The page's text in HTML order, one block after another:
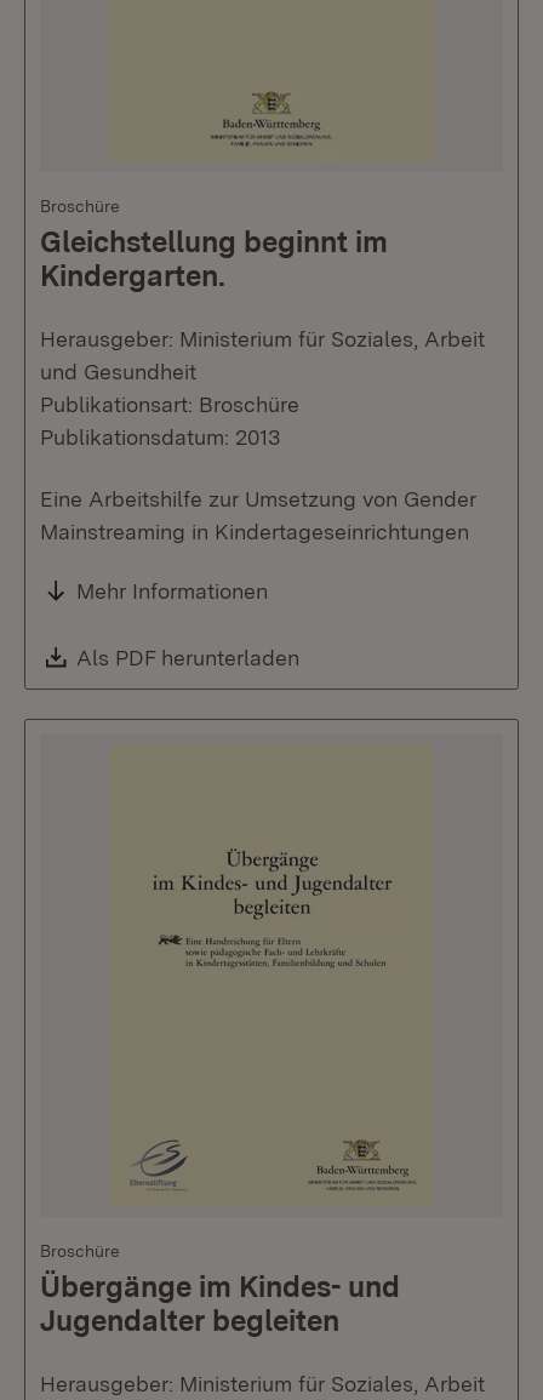
Broschüre
Gleichstellung beginnt im
Kindergarten.
Herausgeber: Ministerium für Soziales, Arbeit
und Gesundheit
Publikationsart: Broschüre
Publikationsdatum: 2013
Eine Arbeitshilfe zur Umsetzung von Gender
Mainstreaming in Kindertageseinrichtungen
Mehr Informationen
Download:
Als PDF herunterladen
Broschüre
Übergänge im Kindes- und
Jugendalter begleiten
Herausgeber: Ministerium für Soziales, Arbeit